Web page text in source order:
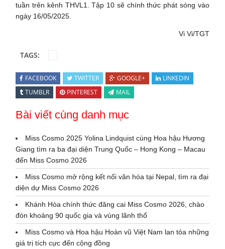
tuần trên kênh THVL1. Tập 10 sẽ chính thức phát sóng vào
ngày 16/05/2025.
Vi Vi/TGT
TAGS:
FACEBOOK TWITTER GOOGLE+
LINKEDIN
TUMBLR
PINTEREST MAIL
Bài viết cùng danh mục
Miss Cosmo 2025 Yolina Lindquist cùng Hoa hậu Hương
Giang tìm ra ba đại diện Trung Quốc – Hong Kong – Macau
đến Miss Cosmo 2026
Miss Cosmo mở rộng kết nối văn hóa tại Nepal, tìm ra đại
diện dự Miss Cosmo 2026
Khánh Hòa chính thức đăng cai Miss Cosmo 2026, chào
đón khoảng 90 quốc gia và vùng lãnh thổ
Miss Cosmo và Hoa hậu Hoàn vũ Việt Nam lan tỏa những
giá trị tích cực đến cộng đồng